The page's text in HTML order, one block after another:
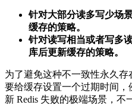
针对大部分读多写少场
缓存的策略。
针对读写相当或者写多
库后更新缓存的策略。
为了避免这种不一致性永久
要给缓存设置一个过期时间
新 Redis 失败的极端场景，不